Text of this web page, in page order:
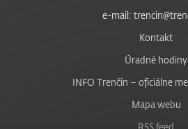
e-mail:
Kontakt
Úradné hodiny
INFO Trenčín – oficiálne
Mapa webu